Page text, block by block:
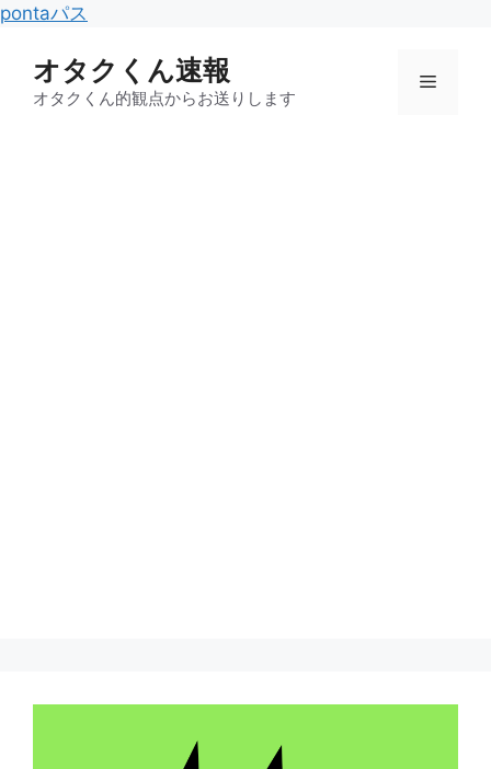
pontaパス
テ
ン
オタクくん速報
オタクくん的観点からお送りします
メ